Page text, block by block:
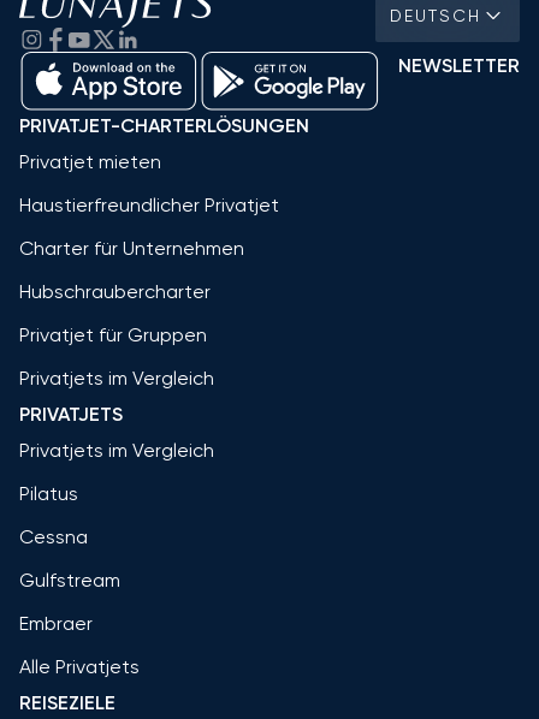
DEUTSCH
NEWSLETTER
PRIVATJET-CHARTERLÖSUNGEN
Privatjet mieten
Haustierfreundlicher Privatjet
Charter für Unternehmen
Hubschraubercharter
Privatjet für Gruppen
Privatjets im Vergleich
PRIVATJETS
Privatjets im Vergleich
Pilatus
Cessna
Gulfstream
Embraer
Alle Privatjets
REISEZIELE